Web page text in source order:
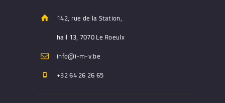
142, rue de la Station,
hall 13, 7070 Le Roeulx
info@i-m-v.be
+32 64 26 26 65